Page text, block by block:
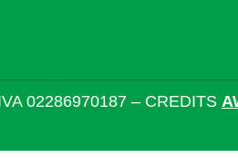
02286970187 – CREDITS